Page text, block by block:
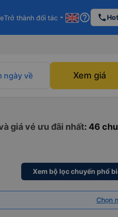
Trở thành đối tác arrow_drop_down help_outline phone
ngày về Xem giá
giá vé ưu đãi nhất: 46
Xem bộ lọc chuyến phổ
Chọn